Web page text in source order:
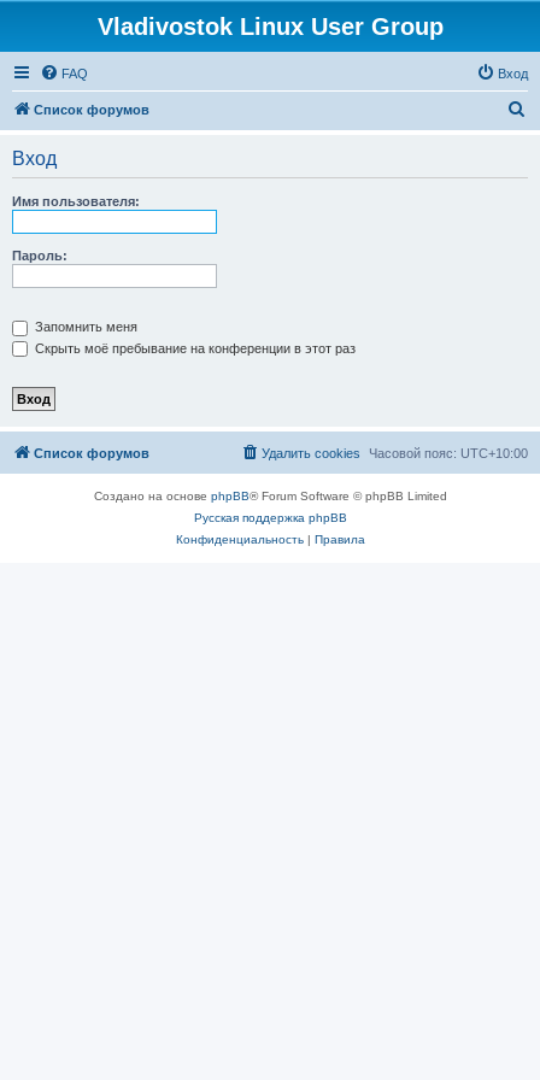
Vladivostok Linux User Group
FAQ Вход
Список форумов
Вход
Имя пользователя:
Пароль:
Запомнить меня
Скрыть моё пребывание на конференции в этот раз
Список форумов Часовой пояс: UTC+10:00
Удалить cookies
Создано на основе phpBB® Forum Software © phpBB Limited
Русская поддержка phpBB
Конфиденциальность| Правила